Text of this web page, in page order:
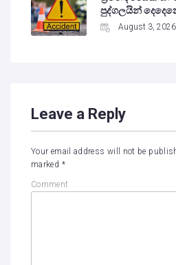
පුද්ගලයින්
August 3, 2026
Leave a Reply
Your email address will not be
marked *
Comment